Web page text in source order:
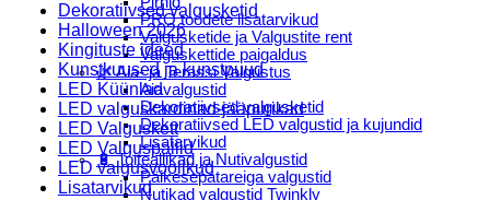
PRO toodete lisatarvikud
Valgusketide ja Valgustite rent
Valguskettide paigaldus
🌿 Aia- ja Terassi Valgustus
Aiavalgustid
Dekoratiivsed valgusketid
Dekoratiivsed LED valgustid ja kujundid
Lisatarvikud
🔋 Toiteallikad ja Nutivalgustid
Päikesepatareiga valgustid
Nutikad valgustid Twinkly
Dekoratiivsed valgusketid
Halloween 2026
Kingituste ideed
Kunstkuused ja kunstpuud
LED Küünlad
LED valguskardinad-jääpurikad
LED Valguskett
LED Valguspallid
LED valgusvoolikud
Lisatarvikud